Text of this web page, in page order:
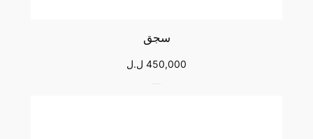
سجق
450,000 ل.ل